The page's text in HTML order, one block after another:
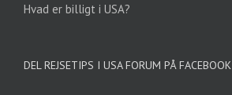
Hvad er billigt i USA?
DEL REJSETIPS I USA FORUM PÅ FACEBOOK